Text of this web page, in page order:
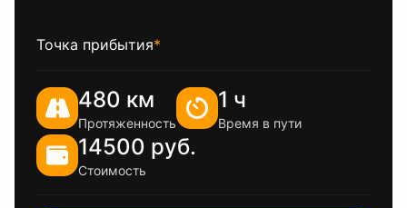
Точка прибытия*
480 км
Протяженность
1 ч
Время в пути
14500 руб.
Стоимость